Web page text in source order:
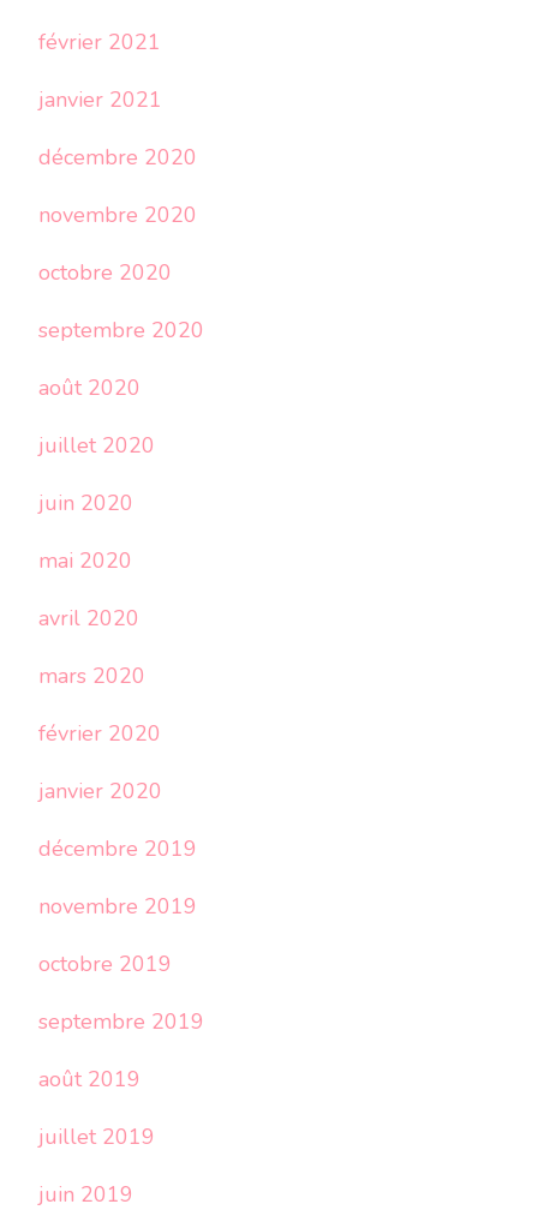
février 2021
janvier 2021
décembre 2020
novembre 2020
octobre 2020
septembre 2020
août 2020
juillet 2020
juin 2020
mai 2020
avril 2020
mars 2020
février 2020
janvier 2020
décembre 2019
novembre 2019
octobre 2019
septembre 2019
août 2019
juillet 2019
juin 2019